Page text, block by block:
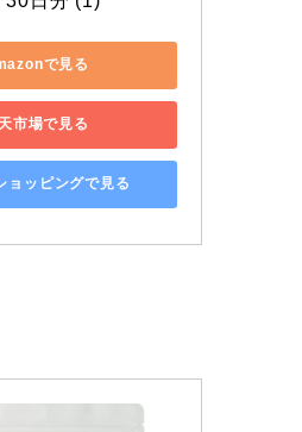
で見る
市場で見る
ョッピングで見る